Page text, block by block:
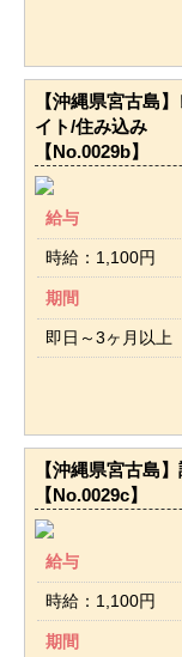
【沖縄県宮古島
イト/住み込み
【No.0029b】
給与
時給：1,100円
期間
即日～3ヶ月以上
【沖縄県宮古島
【No.0029c】
給与
時給：1,100円
期間